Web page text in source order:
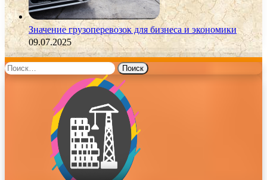
Значение грузоперевозок для бизнеса и экономики
09.07.2025
Найти: